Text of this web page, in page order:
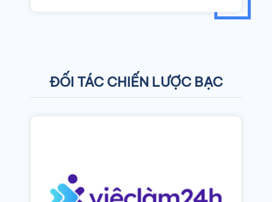
ĐỐI TÁC CHIẾN LƯỢC BẠC